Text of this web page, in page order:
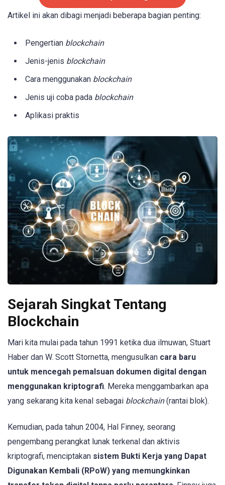
Artikel ini akan dibagi menjadi beberapa bagian penting:
Pengertian blockchain
Jenis-jenis blockchain
Cara menggunakan blockchain
Jenis uji coba pada blockchain
Aplikasi praktis
Sejarah Singkat Tentang
Blockchain
Mari kita mulai pada tahun 1991 ketika dua ilmuwan, Stuart
Haber dan W. Scott Stornetta, mengusulkan cara baru
untuk mencegah pemalsuan dokumen digital dengan
menggunakan kriptografi. Mereka menggambarkan apa
yang sekarang kita kenal sebagai blockchain(rantai blok).
Kemudian, pada tahun 2004, Hal Finney, seorang
pengembang perangkat lunak terkenal dan aktivis
kriptografi, menciptakan sistem Bukti Kerja yang Dapat
Digunakan Kembali (RPoW) yang memungkinkan